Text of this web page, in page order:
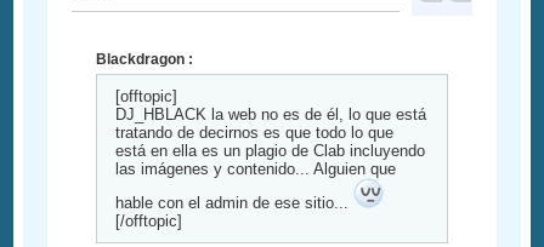
Blackdragon :
[offtopic]
DJ_HBLACK la web no es de él, lo que está
tratando de decirnos es que todo lo que
está en ella es un plagio de Clab incluyendo
las imágenes y contenido... Alguien que
hable con el admin de ese sitio...
[/offtopic]